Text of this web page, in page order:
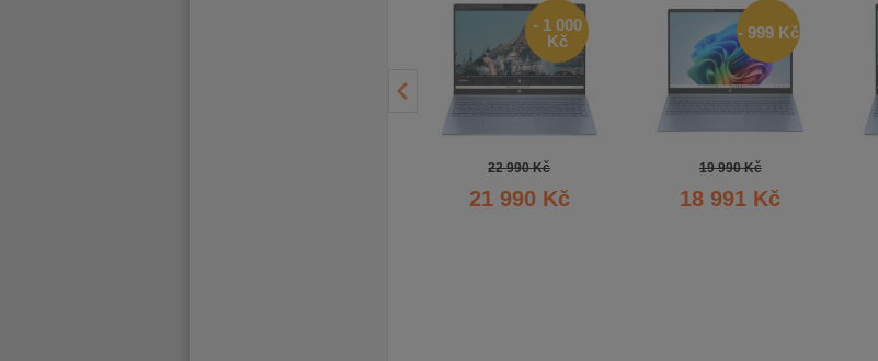
- 1 000
Kč
22 990 Kč
21 990 Kč
- 999 Kč
19 990 Kč
18 991 Kč